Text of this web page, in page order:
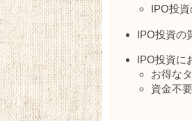
IPO投
IPO投資の
IPO投資に
お得な
資金不